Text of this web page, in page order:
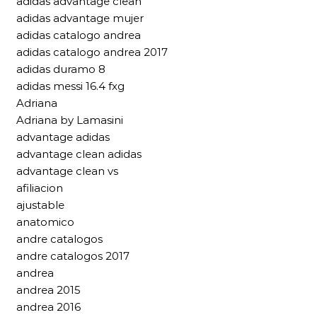
adidas advantage mujer
adidas catalogo andrea
adidas catalogo andrea 2017
adidas duramo 8
adidas messi 16.4 fxg
Adriana
Adriana by Lamasini
advantage adidas
advantage clean adidas
advantage clean vs
afiliacion
ajustable
anatomico
andre catalogos
andre catalogos 2017
andrea
andrea 2015
andrea 2016